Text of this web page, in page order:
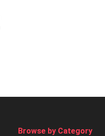
Browse by Category